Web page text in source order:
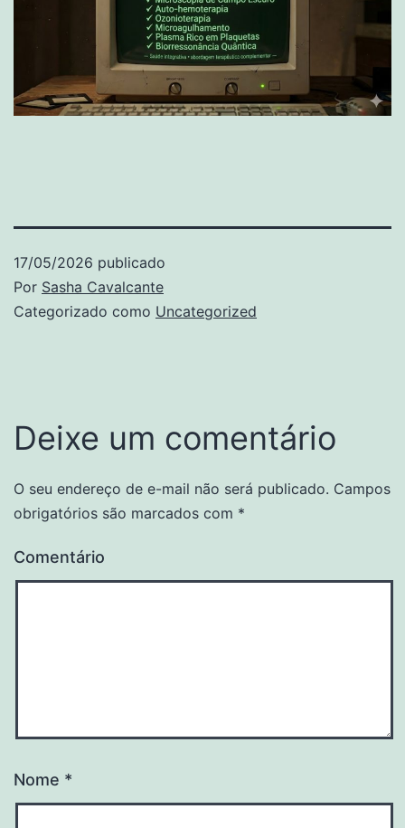
17/05/2026 publicado
Por Sasha Cavalcante
Categorizado como Uncategorized
Deixe um comentário
O seu endereço de e-mail não será publicado. Campos
obrigatórios são marcados com *
Comentário
Nome *